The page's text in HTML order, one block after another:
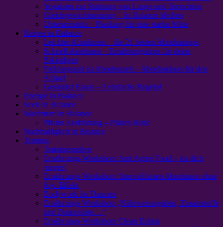
Yogalates zur Stärkung von Lunge und Bronchien
Gleichgewichtstraining – In Balance bleiben
Unterarmstütz – Planking für eine starke Mitte
Körper in Balance
Leichter Abnehmen – die 21 besten Abnehmtipps
Schnell abnehmen – Ernährungstipps für deine
Bikinifigur
Frühlingszeit ist Abnehmzeit – Abnehmtipps für den
Alltag!
Gesünder Essen – 3 einfache Regeln!
Energie in Balance
Seele in Balance
Wachstum in Balance
Pilates Ausbildung – Pilates Basic
Nachhaltigkeit in Balance
Termine
Trainingszeiten
Ernährungs-Workshop: Anti Aging Food – iss dich
jünger!
Ernährungs-Workshop: Intervallfasten Abnehmen ohne
Jojo-Effekt
Bodywork for Dancers
Ernährungs-Workshop „Nährwertangaben, Zusatzstoffe
und Zutatenliste…“
Ernährungs-Workshop: Clean Eating